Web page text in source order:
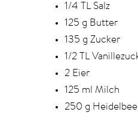
1/4 TL Salz
125 g Butter
135 g Zucker
1/2 TL
2 Eier
125 ml Milch
250 g